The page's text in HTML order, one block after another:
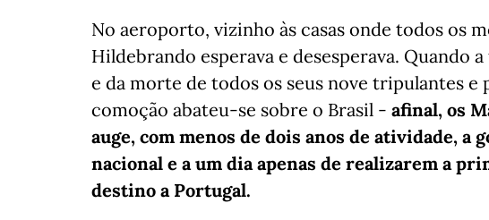
No aeroporto, vizinho às casas onde todos os
Hildebrando esperava e desesperava. Quando
e da morte de todos os seus nove tripulantes e
comoção abateu-se sobre o Brasil - afinal, os
auge, com menos de dois anos de atividade, a
nacional e a um dia apenas de realizarem a
destino a Portugal.